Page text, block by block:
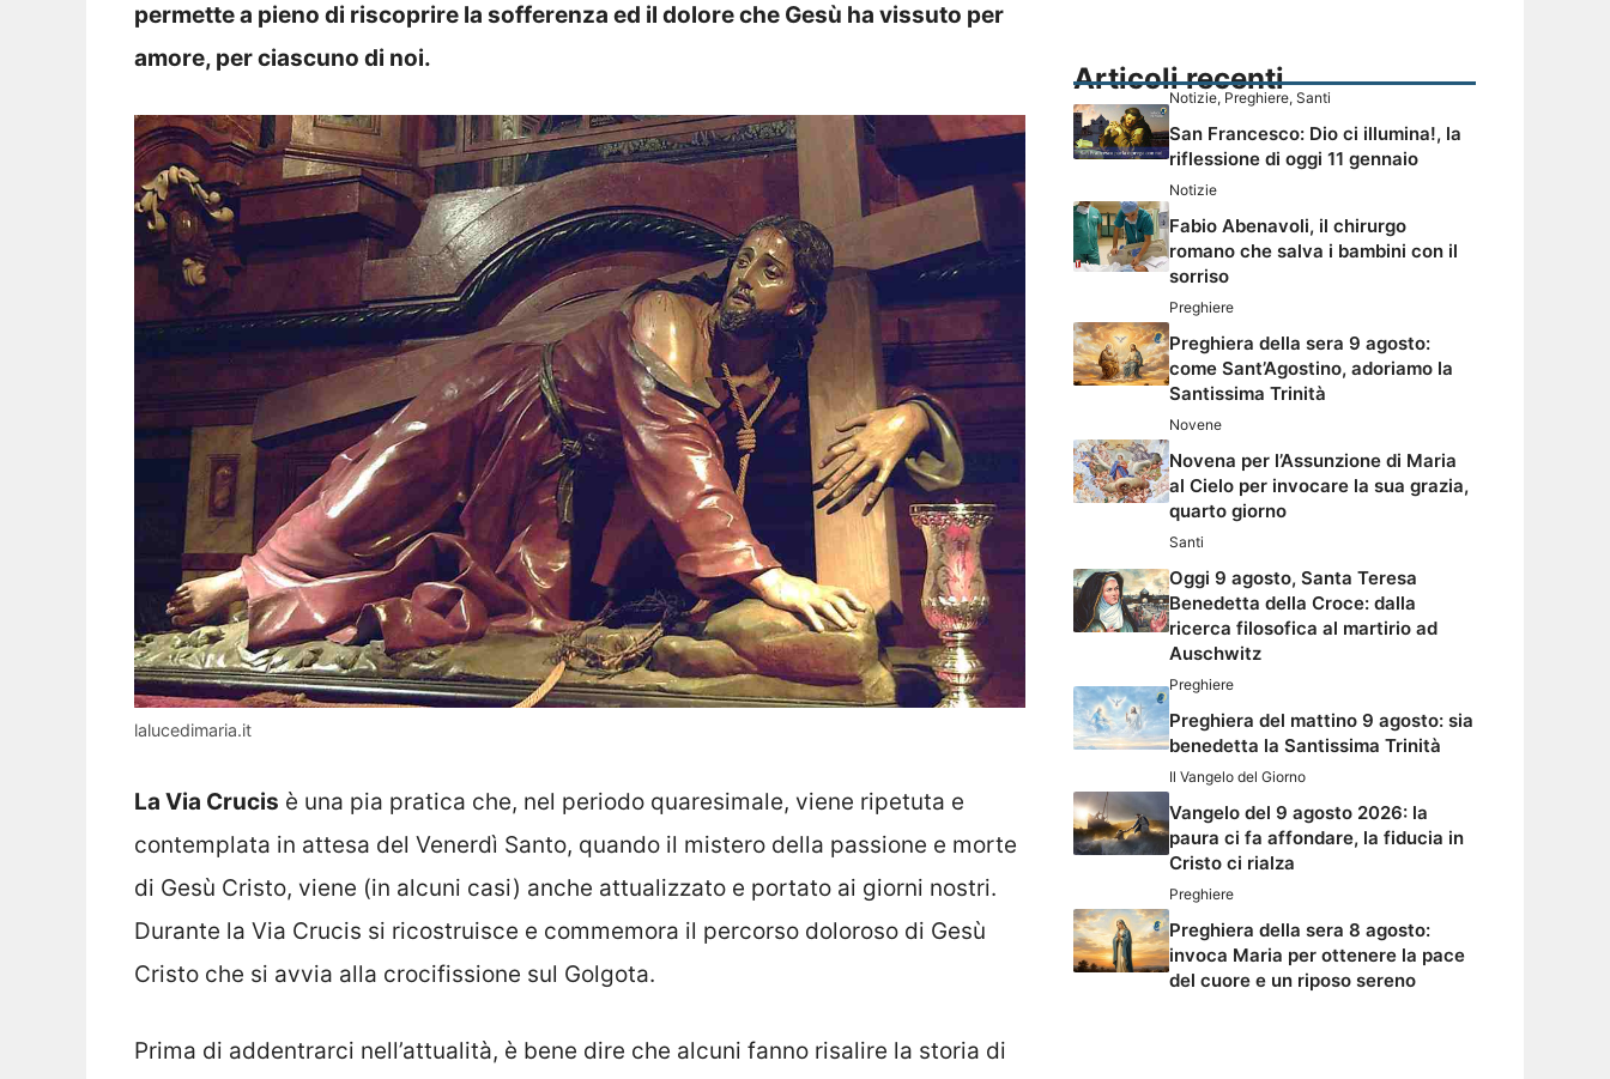
permette a pieno di riscoprire la sofferenza ed il dolore che Gesù ha vissuto per
amore, per ciascuno di noi.
lalucedimaria.it
La Via Crucis è una pia pratica che, nel periodo quaresimale, viene ripetuta e
contemplata in attesa del Venerdì Santo, quando il mistero della passione e morte
di Gesù Cristo, viene (in alcuni casi) anche attualizzato e portato ai giorni nostri.
Durante la Via Crucis si ricostruisce e commemora il percorso doloroso di Gesù
Cristo che si avvia alla crocifissione sul Golgota.
Prima di addentrarci nell’attualità, è bene dire che alcuni fanno risalire la storia di
Articoli recenti
Notizie, Preghiere, Santi
San Francesco: Dio ci illumina!, la
riflessione di oggi 11 gennaio
Notizie
Fabio Abenavoli, il chirurgo
romano che salva i bambini con il
sorriso
Preghiere
Preghiera della sera 9 agosto:
come Sant’Agostino, adoriamo la
Santissima Trinità
Novene
Novena per l’Assunzione di Maria
al Cielo per invocare la sua grazia,
quarto giorno
Santi
Oggi 9 agosto, Santa Teresa
Benedetta della Croce: dalla
ricerca filosofica al martirio ad
Auschwitz
Preghiere
Preghiera del mattino 9 agosto: sia
benedetta la Santissima Trinità
Il Vangelo del Giorno
Vangelo del 9 agosto 2026: la
paura ci fa affondare, la fiducia in
Cristo ci rialza
Preghiere
Preghiera della sera 8 agosto:
invoca Maria per ottenere la pace
del cuore e un riposo sereno